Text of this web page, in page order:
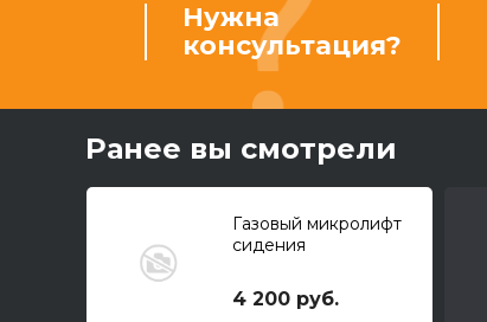
Нужна
консультация?
Ранее вы смотрели
Газовый микролифт
сидения
4 200 руб.